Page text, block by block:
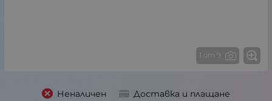
1 от 9
Неналичен Доставка и плащане